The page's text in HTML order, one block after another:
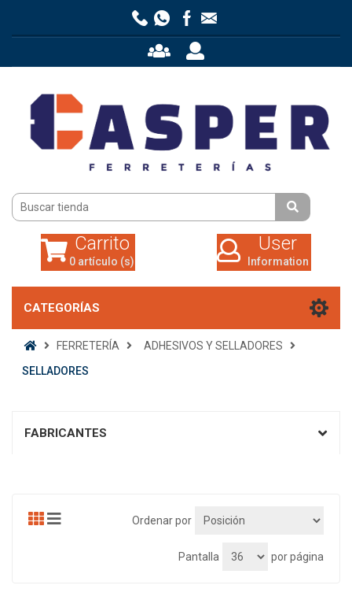
0 artículo (s)
Carrito
0 artículo (s)
User
Information
CATEGORÍAS
FERRETERÍA
ADHESIVOS Y SELLADORES
SELLADORES
FABRICANTES
Ordenar por
Pantalla por página